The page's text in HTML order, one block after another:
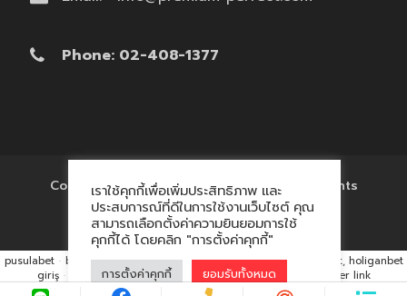
Phone: 02-408-1377
Copyright © 2017 'โรงงานของพรีเมี่ยม' All Rights
Reserved.
เราใช้คุกกี้เพื่อเพิ่มประสิทธิภาพ และ
ประสบการณ์ที่ดีในการใช้งานเว็บไซต์ คุณ
สามารถเลือกตั้งค่าความยินยอมการใช้
คุกกี้ได้ โดยคลิก "การตั้งค่าคุกกี้"
การตั้งค่าคุกกี้ ยอมรับทั้งหมด
pusulabet · betyap · avrupabet · matbet, matbet giriş ·
holiganbet, holiganbet
giriş · cratosroyalbet · maxwin hacklink market, kalıcı footer link